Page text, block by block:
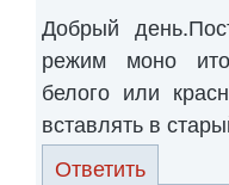
Добрый
режим моно
белого или
вставлять в
Ответить